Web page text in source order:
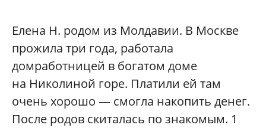
Елена Н. родом из Молдавии. В Москве
прожила три года, работала
домработницей в богатом доме
на Николиной горе. Платили ей там
очень хорошо — смогла накопить денег.
После родов скиталась по знакомым. 1